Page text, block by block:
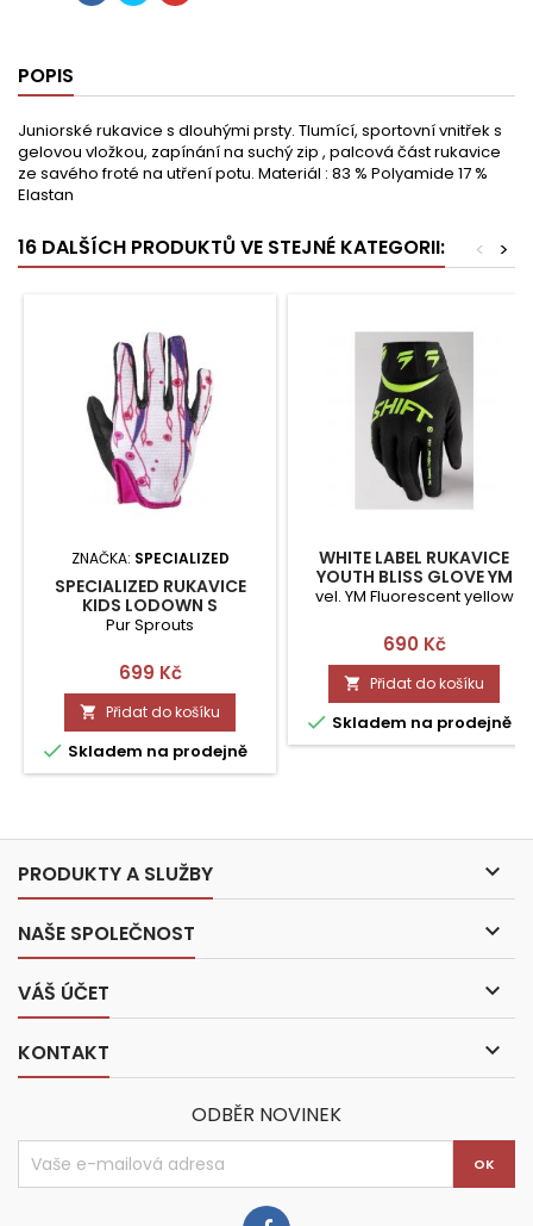
POPIS
Juniorské rukavice s dlouhými prsty. Tlumící, sportovní vnitřek s
gelovou vložkou, zapínání na suchý zip , palcová část rukavice
ze savého froté na utření potu. Materiál : 83 % Polyamide 17 %
Elastan
16 DALŠÍCH PRODUKTŮ VE STEJNÉ KATEGORII: >
<
ZNAČKA: SPECIALIZED
SPECIALIZED RUKAVICE
KIDS LODOWN S
Pur Sprouts
Cena
699 Kč
 Přidat do košíku
 Skladem na prodejně
WHITE LABEL RUKAVICE
YOUTH BLISS GLOVE YM
vel. YM Fluorescent yellow
Cena
690 Kč
 Přidat do košíku
 Skladem na prodejně
PRODUKTY A SLUŽBY 
NAŠE SPOLEČNOST 
VÁŠ ÚČET 
KONTAKT 
ODBĚR NOVINEK